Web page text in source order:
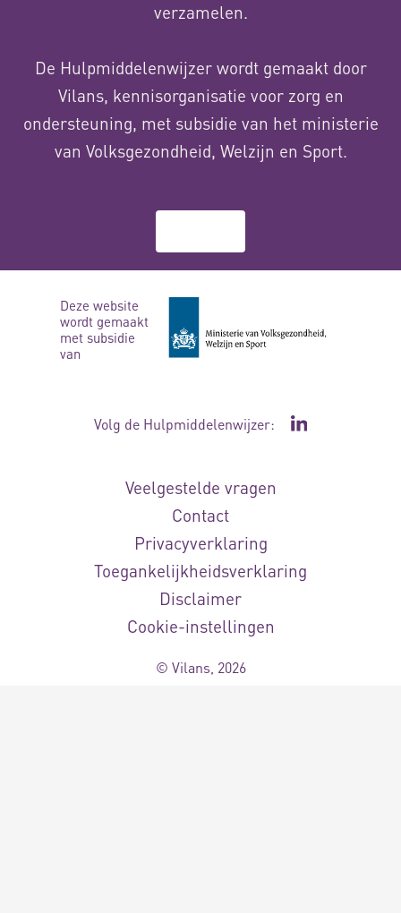
verzamelen.
De Hulpmiddelenwijzer wordt gemaakt door
Vilans, kennisorganisatie voor zorg en
ondersteuning, met subsidie van het ministerie
van Volksgezondheid, Welzijn en Sport.
Deze website
wordt gemaakt
met subsidie
van
Volg de Hulpmiddelenwijzer: Ga naar de
Veelgestelde vragen
Contact
Privacyverklaring
Toegankelijkheidsverklaring
Disclaimer
Cookie-instellingen
© Vilans, 2026